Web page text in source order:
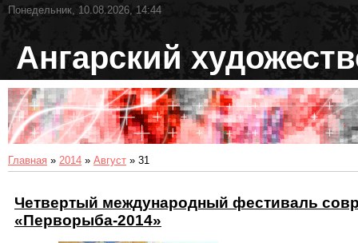
Понедельник, 10.08.2026, 14:44
Ангарский
Главная » 2014 » Август » 31
Четвертый международный фестиваль
«Перворыба-2014»